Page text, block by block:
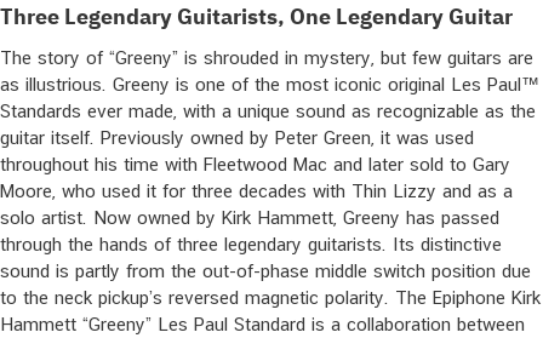
Three Legendary Guitarists, One Legendary Guitar
The story of “Greeny” is shrouded in mystery, but few guitars are
as illustrious. Greeny is one of the most iconic original Les Paul™
Standards ever made, with a unique sound as recognizable as the
guitar itself. Previously owned by Peter Green, it was used
throughout his time with Fleetwood Mac and later sold to Gary
Moore, who used it for three decades with Thin Lizzy and as a
solo artist. Now owned by Kirk Hammett, Greeny has passed
through the hands of three legendary guitarists. Its distinctive
sound is partly from the out-of-phase middle switch position due
to the neck pickup’s reversed magnetic polarity. The Epiphone Kirk
Hammett “Greeny” Les Paul Standard is a collaboration between